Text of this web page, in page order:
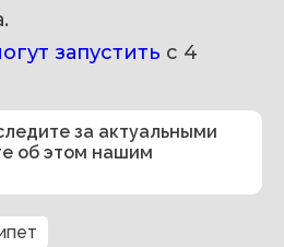
запустить с 4
за актуальными
об этом нашим